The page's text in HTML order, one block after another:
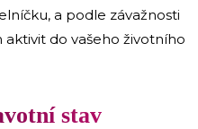
a podle závažnosti
do vašeho životního
stav